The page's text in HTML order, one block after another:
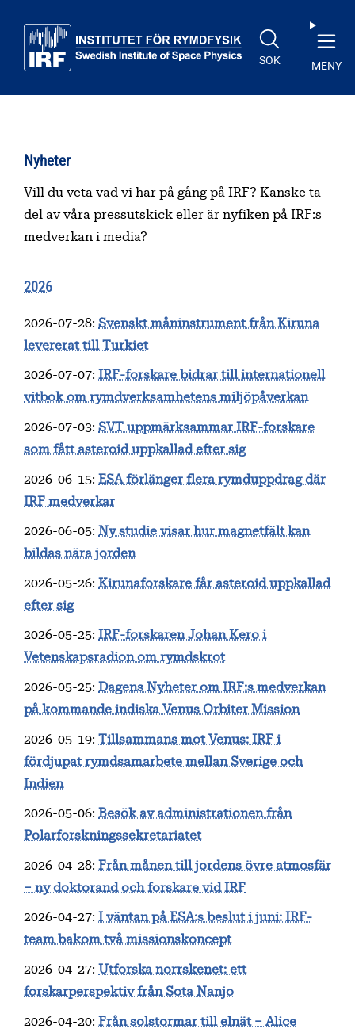
SÖK MENY
Nyheter
Vill du veta vad vi har på gång på IRF? Kanske ta
del av våra pressutskick eller är nyfiken på IRF:s
medverkan i media?
2026
2026-07-28: Svenskt måninstrument från Kiruna
levererat till Turkiet
2026-07-07: IRF-forskare bidrar till internationell
vitbok om rymdverksamhetens miljöpåverkan
2026-07-03: SVT uppmärksammar IRF-forskare
som fått asteroid uppkallad efter sig
2026-06-15: ESA förlänger flera rymduppdrag där
IRF medverkar
2026-06-05: Ny studie visar hur magnetfält kan
bildas nära jorden
2026-05-26: Kirunaforskare får asteroid uppkallad
efter sig
2026-05-25: IRF-forskaren Johan Kero i
Vetenskapsradion om rymdskrot
2026-05-25: Dagens Nyheter om IRF:s medverkan
på kommande indiska Venus Orbiter Mission
2026-05-19: Tillsammans mot Venus: IRF i
fördjupat rymdsamarbete mellan Sverige och
Indien
2026-05-06: Besök av administrationen från
Polarforskningssekretariatet
2026-04-28: Från månen till jordens övre atmosfär
– ny doktorand och forskare vid IRF
2026-04-27: I väntan på ESA:s beslut i juni: IRF-
team bakom två missionskoncept
2026-04-27: Utforska norrskenet: ett
forskarperspektiv från Sota Nanjo
2026-04-20: Från solstormar till elnät – Alice